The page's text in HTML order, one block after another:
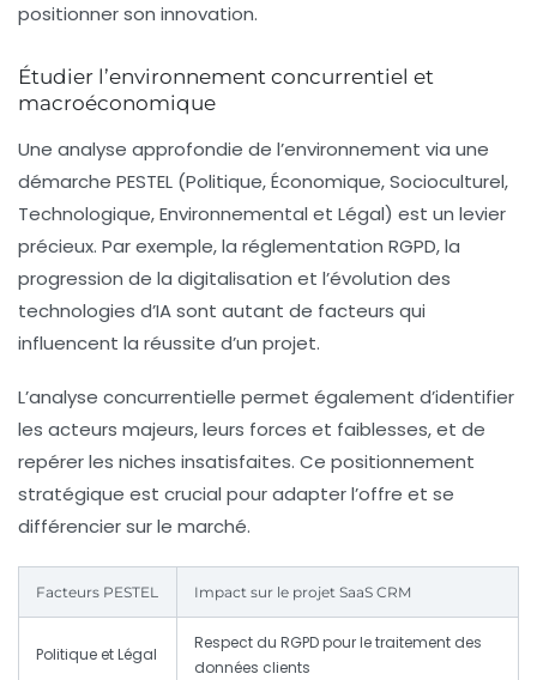
positionner son innovation.
Étudier l’environnement concurrentiel et
macroéconomique
Une analyse approfondie de l’environnement via une
démarche PESTEL (Politique, Économique, Socioculturel,
Technologique, Environnemental et Légal) est un levier
précieux. Par exemple, la réglementation RGPD, la
progression de la digitalisation et l’évolution des
technologies d’IA sont autant de facteurs qui
influencent la réussite d’un projet.
L’analyse concurrentielle permet également d’identifier
les acteurs majeurs, leurs forces et faiblesses, et de
repérer les niches insatisfaites. Ce positionnement
stratégique est crucial pour adapter l’offre et se
différencier sur le marché.
Facteurs PESTEL Impact sur le projet SaaS CRM
Politique et Légal
Respect du RGPD pour le traitement des
données clients